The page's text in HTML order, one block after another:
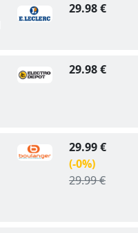
29.98 €
29.98 €
29.99 €
(-0%)
29.99 €